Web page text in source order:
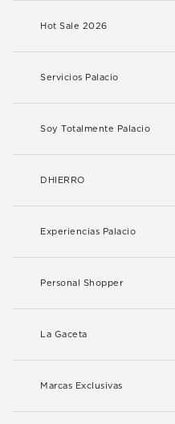
Hot Sale 2026
Servicios Palacio
Soy Totalmente Palacio
DHIERRO
Experiencias Palacio
Personal Shopper
La Gaceta
Marcas Exclusivas